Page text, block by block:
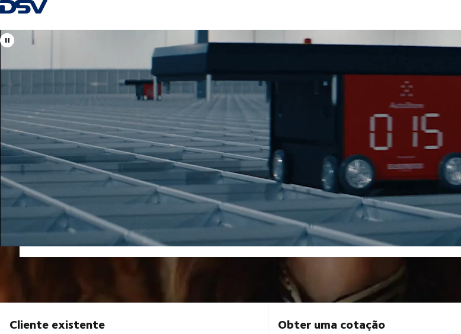
Voltar à página inicial
Bem-vindo à DSV em
Portugal
Os seus especialistas locais e globais em frete marítimo, rodoviário e aéreo, soluções logísticas e serviços aduaneiros.
+351 22 94 79 200
info.geral@pt.dsv.com
Cliente existente